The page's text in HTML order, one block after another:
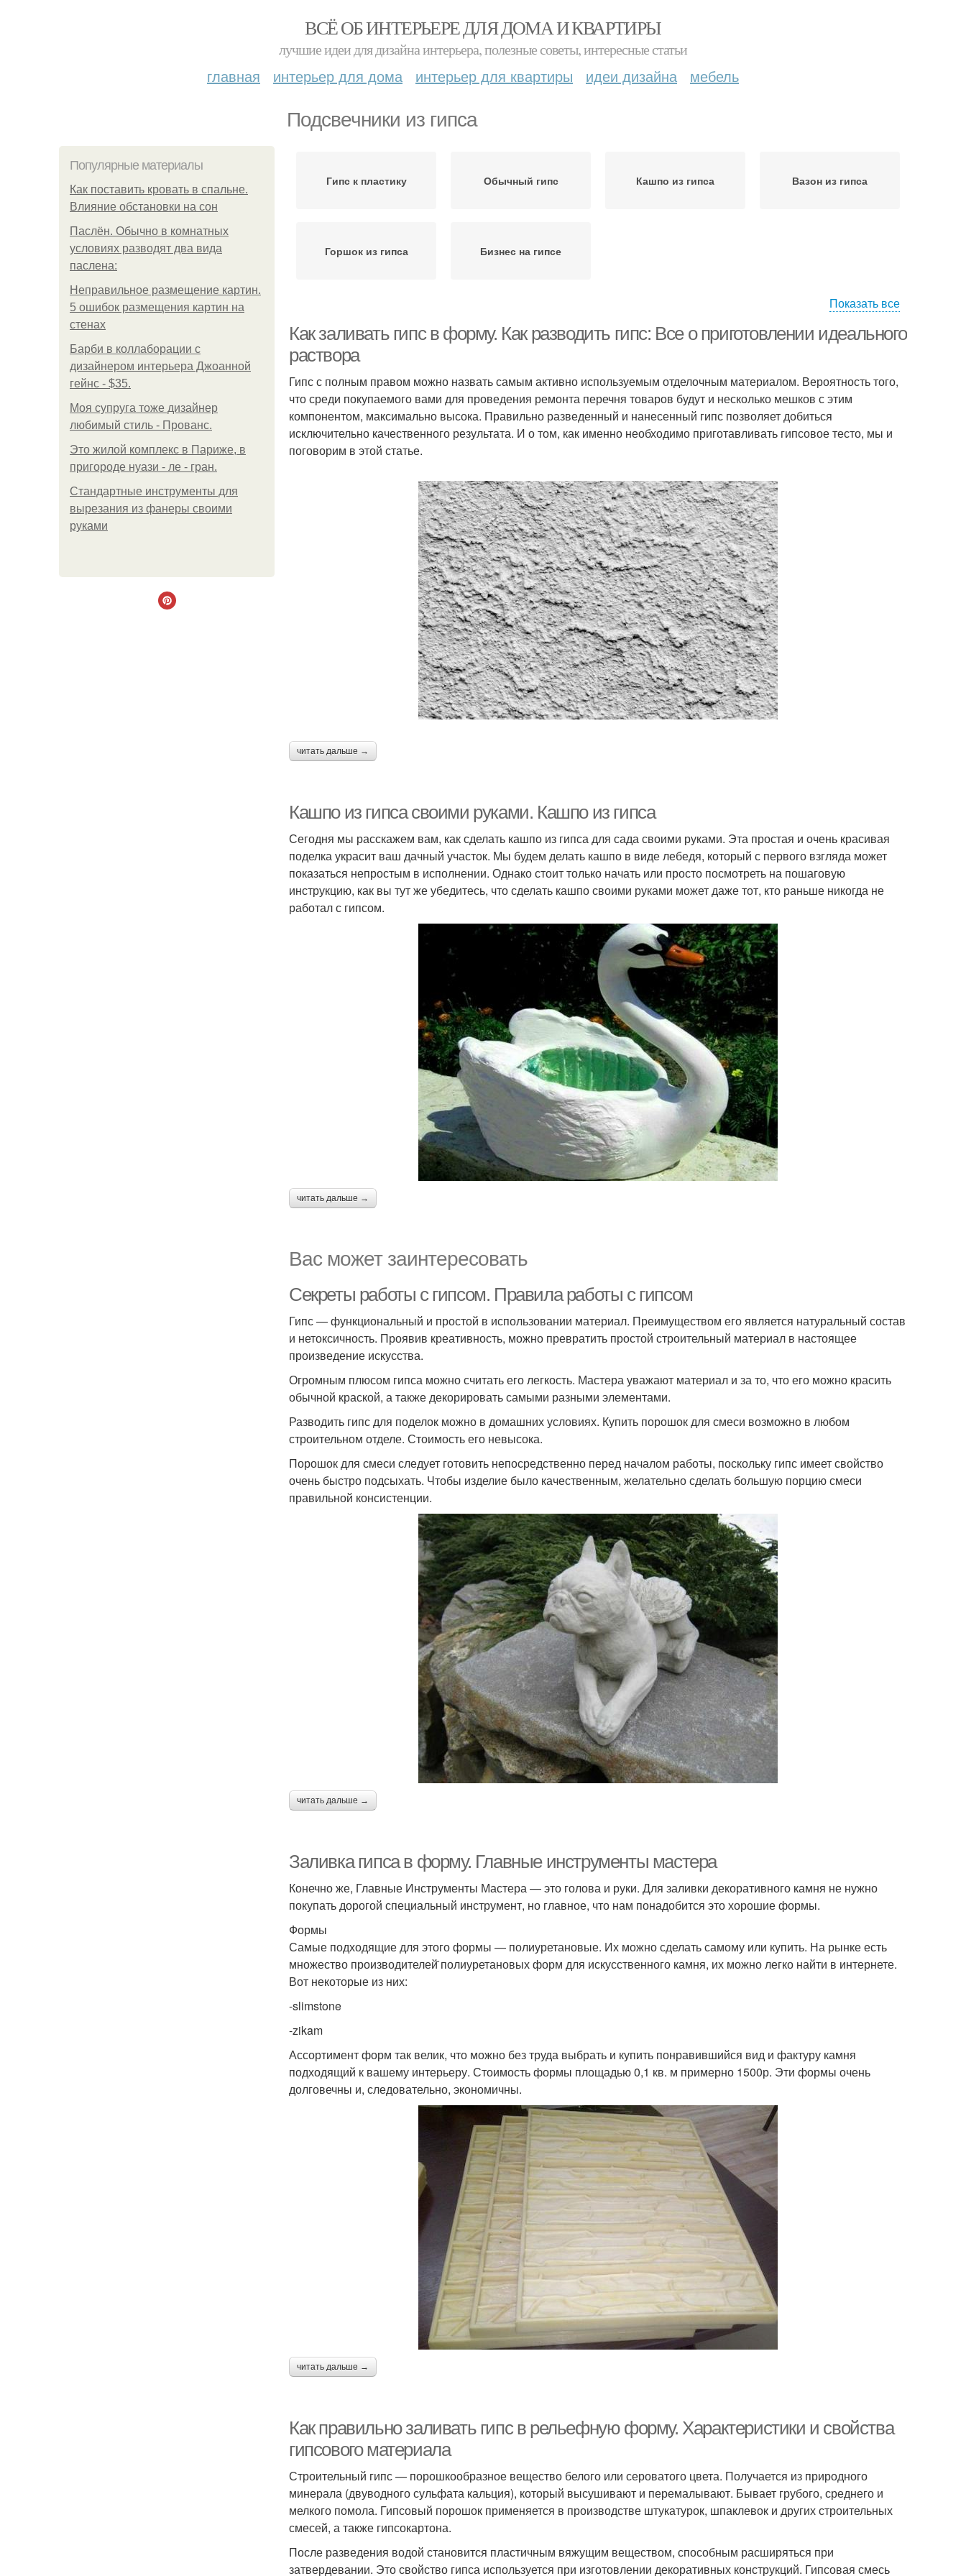
ВСЁ ОБ ИНТЕРЬЕРЕ ДЛЯ ДОМА И КВАРТИРЫ
лучшие идеи для дизайна интерьера, полезные советы, интересные статьи
главная интерьер для дома интерьер для квартиры идеи дизайна мебель
Подсвечники из гипса
Популярные материалы
Как поставить кровать в спальне.
Влияние обстановки на сон
Паслён. Обычно в комнатных
условиях разводят два вида
паслена:
Неправильное размещение картин.
5 ошибок размещения картин на
стенах
Барби в коллаборации с
дизайнером интерьера Джоанной
гейнс - $35.
Моя супруга тоже дизайнер
любимый стиль - Прованс.
Это жилой комплекс в Париже, в
пригороде нуази - ле - гран.
Стандартные инструменты для
вырезания из фанеры своими
руками
Гипс к пластику Обычный гипс Кашпо из гипса Вазон из гипса
Горшок из гипса Бизнес на гипсе
Показать все
Как заливать гипс в форму. Как разводить гипс: Все о приготовлении идеального
раствора
Гипс с полным правом можно назвать самым активно используемым отделочным материалом. Вероятность того,
что среди покупаемого вами для проведения ремонта перечня товаров будут и несколько мешков с этим
компонентом, максимально высока. Правильно разведенный и нанесенный гипс позволяет добиться
исключительно качественного результата. И о том, как именно необходимо приготавливать гипсовое тесто, мы и
поговорим в этой статье.
читать дальше →
Кашпо из гипса своими руками. Кашпо из гипса
Сегодня мы расскажем вам, как сделать кашпо из гипса для сада своими руками. Эта простая и очень красивая
поделка украсит ваш дачный участок. Мы будем делать кашпо в виде лебедя, который с первого взгляда может
показаться непростым в исполнении. Однако стоит только начать или просто посмотреть на пошаговую
инструкцию, как вы тут же убедитесь, что сделать кашпо своими руками может даже тот, кто раньше никогда не
работал с гипсом.
читать дальше →
Вас может заинтересовать
Секреты работы с гипсом. Правила работы с гипсом
Гипс — функциональный и простой в использовании материал. Преимуществом его является натуральный состав
и нетоксичность. Проявив креативность, можно превратить простой строительный материал в настоящее
произведение искусства.
Огромным плюсом гипса можно считать его легкость. Мастера уважают материал и за то, что его можно красить
обычной краской, а также декорировать самыми разными элементами.
Разводить гипс для поделок можно в домашних условиях. Купить порошок для смеси возможно в любом
строительном отделе. Стоимость его невысока.
Порошок для смеси следует готовить непосредственно перед началом работы, поскольку гипс имеет свойство
очень быстро подсыхать. Чтобы изделие было качественным, желательно сделать большую порцию смеси
правильной консистенции.
читать дальше →
Заливка гипса в форму. Главные инструменты мастера
Конечно же, Главные Инструменты Мастера — это голова и руки. Для заливки декоративного камня не нужно
покупать дорогой специальный инструмент, но главное, что нам понадобится это хорошие формы.
Формы
Самые подходящие для этого формы — полиуретановые. Их можно сделать самому или купить. На рынке есть
множество производителей̆ полиуретановых форм для искусственного камня, их можно легко найти в интернете.
Вот некоторые из них:
-slimstone
-zikam
Ассортимент форм так велик, что можно без труда выбрать и купить понравившийся вид и фактуру камня
подходящий к вашему интерьеру. Стоимость формы площадью 0,1 кв. м примерно 1500р. Эти формы очень
долговечны и, следовательно, экономичны.
читать дальше →
Как правильно заливать гипс в рельефную форму. Характеристики и свойства
гипсового материала
Строительный гипс — порошкообразное вещество белого или сероватого цвета. Получается из природного
минерала (двуводного сульфата кальция), который высушивают и перемалывают. Бывает грубого, среднего и
мелкого помола. Гипсовый порошок применяется в производстве штукатурок, шпаклевок и других строительных
смесей, а также гипсокартона.
После разведения водой становится пластичным вяжущим веществом, способным расширяться при
затвердевании. Это свойство гипса используется при изготовлении декоративных конструкций. Гипсовая смесь